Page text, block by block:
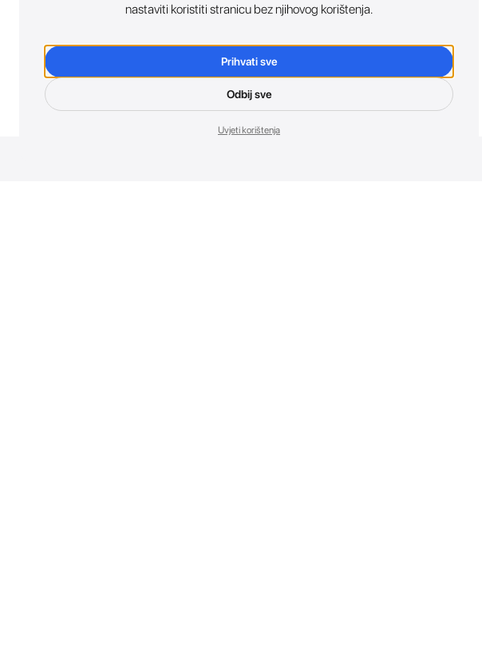
nastaviti koristiti stranicu bez njihovog korištenja.
Prihvati sve
Odbij sve
Uvjeti korištenja